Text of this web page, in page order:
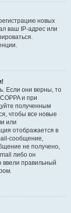
новых
ваш IP-адрес или
Если они верны, то
и при
полученным
чтобы все новые
или
отображается в
сообщение,
не получено,
либо он
ввели правильный